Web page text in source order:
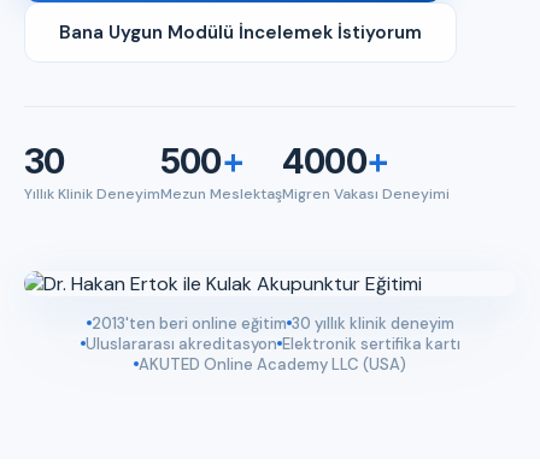
Bana Uygun Modülü İncelemek İstiyorum
30
Yıllık Klinik Deneyim
500+
Mezun Meslektaş
4000+
Migren Vakası Deneyimi
2013'ten beri online eğitim 30 yıllık klinik deneyim
Uluslararası akreditasyon Elektronik sertifika kartı
AKUTED Online Academy LLC (USA)